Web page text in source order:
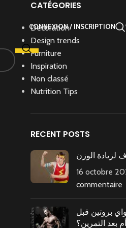
CONNEXION / INSCRIPTION
CATÉGORIES
Decoration
Design trends
Furniture
Inspiration
Non classé
Nutrition Tips
RECENT POSTS
لزيادة الوزن
16 octobre
commentaire
بروتين قبل
بعد التمرين؟